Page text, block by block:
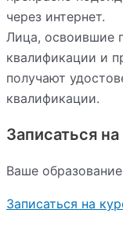
через интернет.
Лица, освоившие
квалификации и
получают
квалификации.
Записаться
Ваше
Записаться на